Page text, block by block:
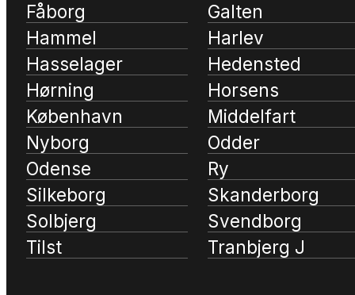
Fåborg
Galten
Hammel
Harlev
Hasselager
Hedensted
Hørning
Horsens
København
Middelfart
Nyborg
Odder
Odense
Ry
Silkeborg
Skanderborg
Solbjerg
Svendborg
Tilst
Tranbjerg J